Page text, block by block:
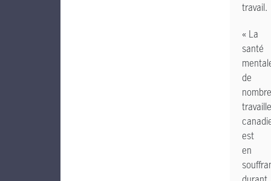
travail.
« La
santé
de
est
en